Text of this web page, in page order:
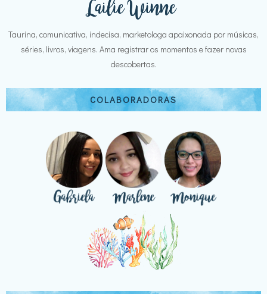
Taurina, comunicativa, indecisa, marketologa apaixonada por músicas,
séries, livros, viagens. Ama registrar os momentos e fazer novas
descobertas.
COLABORADORAS